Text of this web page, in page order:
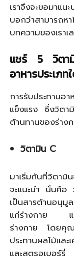
เราจึงจะขอมาแ
บอกว่าสามารถห
บทความของเราเ
แชร์ 5 วิตามิ
อาหารประเภท
การรับประทานอ
แข็งแรง ซึ่งวิตามิ
ต้านทานของร่าง
วิตามิน C
มาเริ่มกันที่วิตามิ
จะแนะนำ นั่นคือ
เป็นสารต้านอนุมู
แก่ร่างกาย แล
ร่างกาย โดยคุ
ประทานผลไม้แ
และสตรอเบอร์รี่